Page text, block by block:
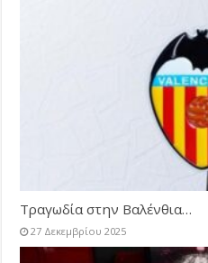
Τραγωδία στην Βαλένθια…
27 Δεκεμβρίου 2025